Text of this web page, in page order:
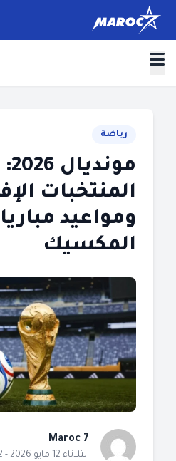
رياضة
المنتخبات
ومواعيد
المكسيك
Maroc 7
الثلاثاء 12 مايو 2026 - 11:12